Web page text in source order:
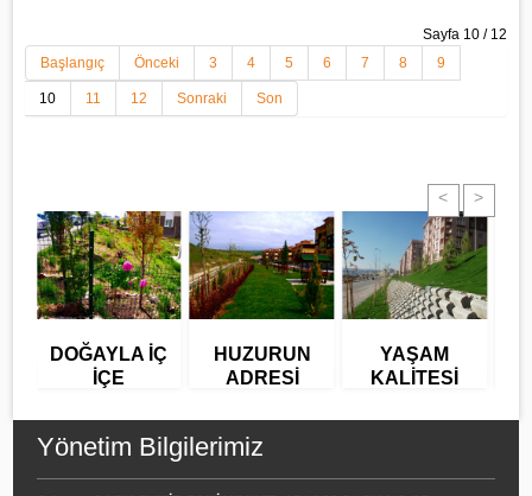
Sayfa 10 / 12
Başlangıç
Önceki 3 4 5 6 7 8 9
10 11 12 Sonraki Son
< >
DOĞAYLA İÇ
İÇE
HUZURUN
ADRESİ
YAŞAM
KALİTESİ
Yönetim Bilgilerimiz